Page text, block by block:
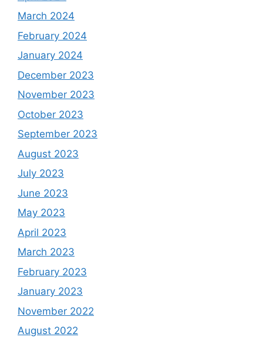
March 2024
February 2024
January 2024
December 2023
November 2023
October 2023
September 2023
August 2023
July 2023
June 2023
May 2023
April 2023
March 2023
February 2023
January 2023
November 2022
August 2022